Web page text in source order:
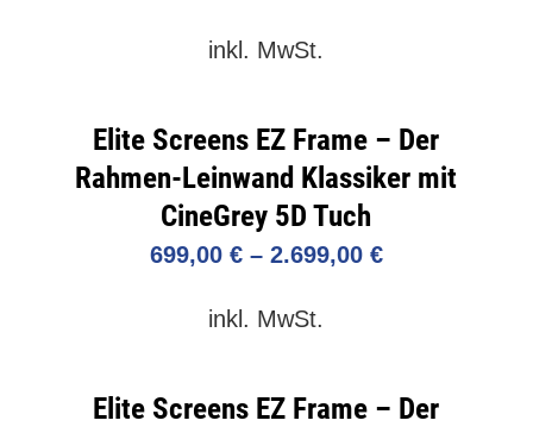
inkl. MwSt.
Elite Screens EZ Frame – Der
Rahmen-Leinwand Klassiker mit
CineGrey 5D Tuch
699,00 €– 2.699,00 €
inkl. MwSt.
Elite Screens EZ Frame – Der